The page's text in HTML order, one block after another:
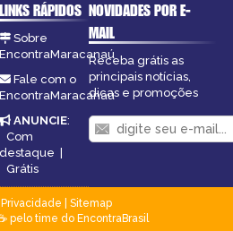
LINKS RÁPIDOS
Sobre
EncontraMaracanaú
Fale com o
EncontraMaracanaú
ANUNCIE:
Com
destaque
Grátis
NOVIDADES POR E-
MAIL
Receba grátis as
principais notícias,
dicas e promoções
Privacidade
Sitemap
pelo time do EncontraBrasil